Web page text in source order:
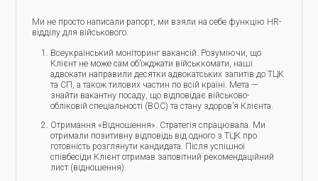
Ми не просто написали рапорт, ми взяли на себе функцію HR-
відділу для військового.
Всеукраїнський моніторинг вакансій. Розуміючи, що
Клієнт не може сам об’їжджати військкомати, наші
адвокати направили десятки адвокатських запитів до ТЦК
та СП, а також тилових частин по всій країні. Мета —
знайти вакантну посаду, що відповідає військово-
обліковій спеціальності (ВОС) та стану здоров’я Клієнта.
Отримання «Відношення». Стратегія спрацювала. Ми
отримали позитивну відповідь від одного з ТЦК про
готовність розглянути кандидата. Після успішної
співбесіди Клієнт отримав заповітний рекомендаційний
лист (відношення).